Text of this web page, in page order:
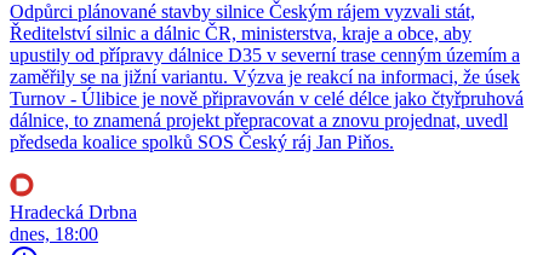
Odpůrci plánované stavby silnice Českým rájem vyzvali stát,
Ředitelství silnic a dálnic ČR, ministerstva, kraje a obce, aby
upustily od přípravy dálnice D35 v severní trase cenným územím a
zaměřily se na jižní variantu. Výzva je reakcí na informaci, že úsek
Turnov - Úlibice je nově připravován v celé délce jako čtyřpruhová
dálnice, to znamená projekt přepracovat a znovu projednat, uvedl
předseda koalice spolků SOS Český ráj Jan Piňos.
Hradecká Drbna
dnes, 18:00